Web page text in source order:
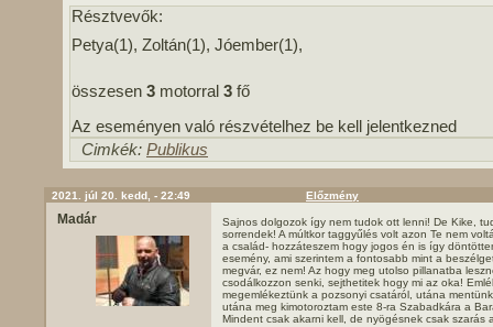
Résztvevők:
Petya(1), Zoltán(1), Jóember(1),
összesen 3 motorral 3 fő
Az eseményen való részvételhez be kell jelentkezned
Cimkék: Publikus
2021. júl 20. kedd, - 22:49 Előzmény
Madár
Sajnos dolgozok így nem tudok ott lenni! De Kike,
sorrendek! A múltkor taggyűlés volt azon Te nem
a család- hozzáteszem hogy jogos én is így
esemény, ami szerintem a fontosabb mint a
megvár, ez nem! Az hogy meg utolso pillanatba
csodálkozzon senki, sejthetitek hogy mi az oka!
megemlékeztünk a pozsonyi csatáról, utána
utána meg kimotoroztam este 8-ra Szabadkára a
Mindent csak akarni kell, de nyögésnek csak szarás